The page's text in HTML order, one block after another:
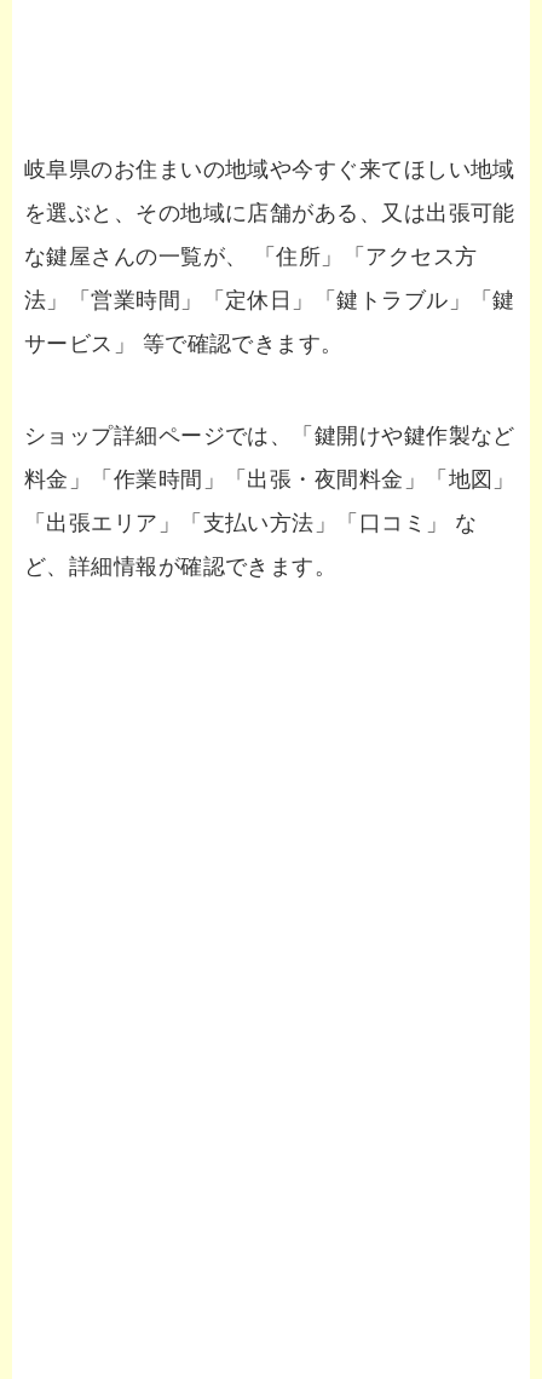
岐阜県のお住まいの地域や今すぐ来てほしい地域
を選ぶと、その地域に店舗がある、又は出張可能
な鍵屋さんの一覧が、 「住所」「アクセス方
法」「営業時間」「定休日」「鍵トラブル」「鍵
サービス」 等で確認できます。
ショップ詳細ページでは、「鍵開けや鍵作製など
料金」「作業時間」「出張・夜間料金」「地図」
「出張エリア」「支払い方法」「口コミ」 な
ど、詳細情報が確認できます。